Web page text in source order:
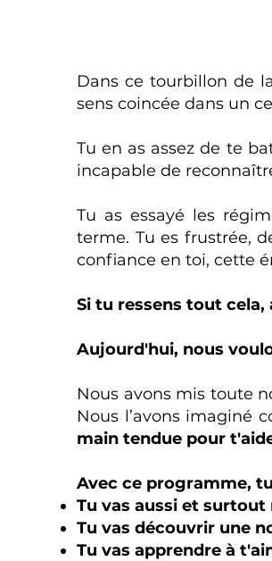
Dans ce tourbillon de
sens coincée dans un
Tu en as assez de te
incapable de
Tu as essayé les
terme. Tu es frustrée,
confiance en toi, cette
Si tu ressens tout
Aujourd'hui, nous
Nous avons mis toute
Nous l’avons imaginé
main tendue pour
Avec ce programme,
Tu vas aussi et
Tu vas découvrir une
Tu vas apprendre à